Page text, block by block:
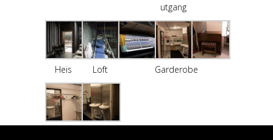
utgang
Heis Loft Garderobe